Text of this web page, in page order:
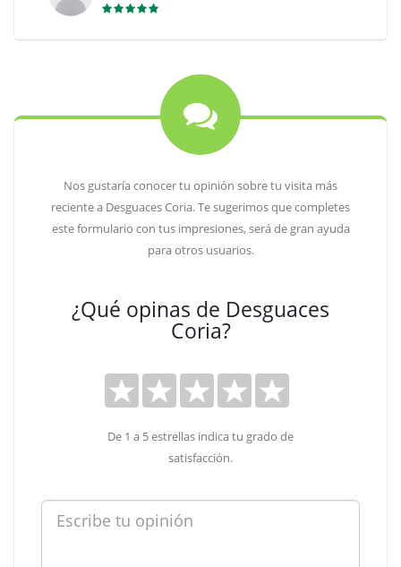
Nos gustaría conocer tu opinión sobre tu visita más
reciente a Desguaces Coria. Te sugerimos que completes
este formulario con tus impresiones, será de gran ayuda
para otros usuarios.
¿Qué opinas de Desguaces
Coria?
De 1 a 5 estrellas indica tu grado de
satisfacción.